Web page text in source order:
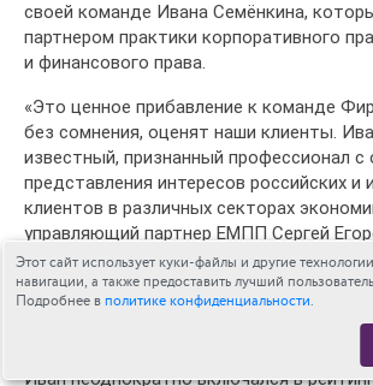
Этот сайт использует куки-файлы и другие
навигации, а также предоставить лучший
Подробнее вполитике конфиденциальности.
своей команде Ивана Семёнкина,
партнером практики корпоративного
и финансового права.
«Это ценное прибавление к команде
без сомнения, оценят наши клиенты.
известный, признанный профессионал
представления интересов российских и
клиентов в различных секторах
управляющий партнер ЕМПП Сергей
До присоединения к ЕМПП Иван был
московском офисе юридической фирмы
Strawn, работал юристом в
Freshfields Bruckhaus Deringer и Linklaters
Иван неоднократно включался в